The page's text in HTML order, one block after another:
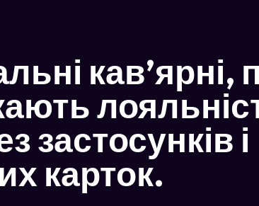
кав’ярні,
застосунків і
карток.